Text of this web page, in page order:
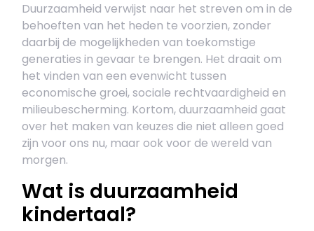
Duurzaamheid verwijst naar het streven om in de
behoeften van het heden te voorzien, zonder
daarbij de mogelijkheden van toekomstige
generaties in gevaar te brengen. Het draait om
het vinden van een evenwicht tussen
economische groei, sociale rechtvaardigheid en
milieubescherming. Kortom, duurzaamheid gaat
over het maken van keuzes die niet alleen goed
zijn voor ons nu, maar ook voor de wereld van
morgen.
Wat is duurzaamheid
kindertaal?